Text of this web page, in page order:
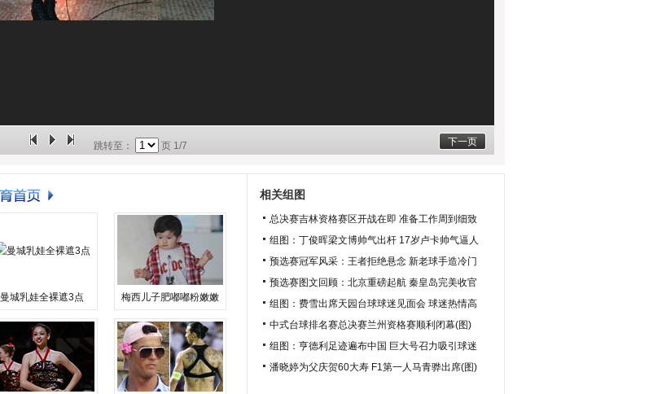
下一页
跳转至： 页 1/7
曼城乳娃全裸遮3点 梅西儿子肥嘟嘟粉嫩嫩
相关组图
总决赛吉林资格赛区开战在即 准备工作周到细致
组图：丁俊晖梁文博帅气出杆 17岁卢卡帅气逼人
预选赛冠军风采：王者拒绝悬念 新老球手造冷门
预选赛图文回顾：北京重磅起航 秦皇岛完美收官
组图：费雪出席天园台球球迷见面会 球迷热情高
中式台球排名赛总决赛兰州资格赛顺利闭幕(图)
组图：亨德利足迹遍布中国 巨大号召力吸引球迷
潘晓婷为父庆贺60大寿 F1第一人马青骅出席(图)